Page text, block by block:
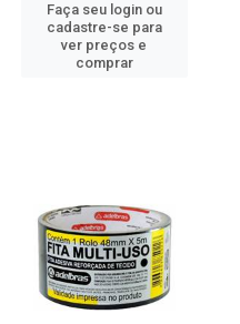
Faça seu login ou
cadastre-se para
ver preços e
comprar